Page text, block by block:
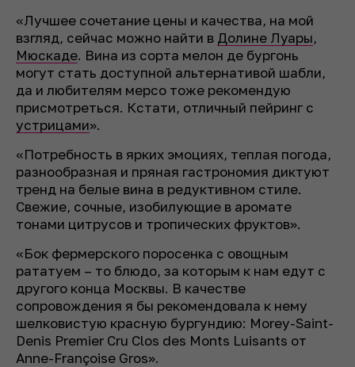
«Лучшее сочетание цены и качества, на мой
взгляд, сейчас можно найти в Долине Луары,
Мюскаде. Вина из сорта мелон де бургонь
могут стать доступной альтернативой шабли,
да и любителям мерсо тоже рекомендую
присмотреться. Кстати, отличный пейринг с
устрицами».
«Потребность в ярких эмоциях, теплая погода,
разнообразная и пряная гастрономия диктуют
тренд на белые вина в редуктивном стиле.
Свежие, сочные, изобилующие в аромате
тонами цитрусов и тропических фруктов».
«Бок фермерского поросенка с овощным
рататуем – то блюдо, за которым к нам едут с
другого конца Москвы. В качестве
сопровождения я бы рекомендовала к нему
шелковистую красную бургундию: Morey-Saint-
Denis Premier Cru Clos des Monts Luisants от
Anne-Françoise Gros».